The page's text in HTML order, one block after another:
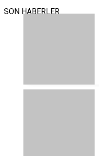
SON HABERLER